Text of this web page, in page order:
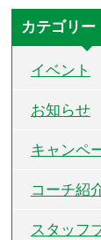
カテゴリー
イベント
お知らせ
キャンペ
コーチ紹
スタッフ